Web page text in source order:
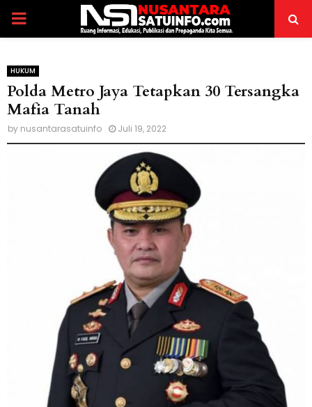
PRIMARY
HUKUM
Polda Metro Jaya Tetapkan 30 Tersangka
Mafia Tanah
by nusantarasatuinfo Juli 19, 2022